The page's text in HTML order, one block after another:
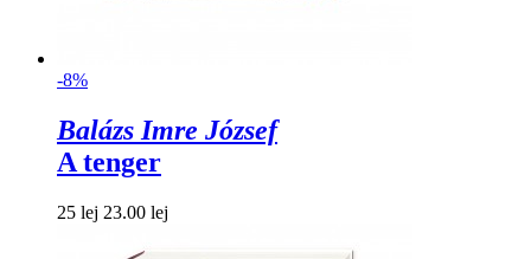
-8%
Balázs Imre József
A tenger
25 lej 23.00 lej